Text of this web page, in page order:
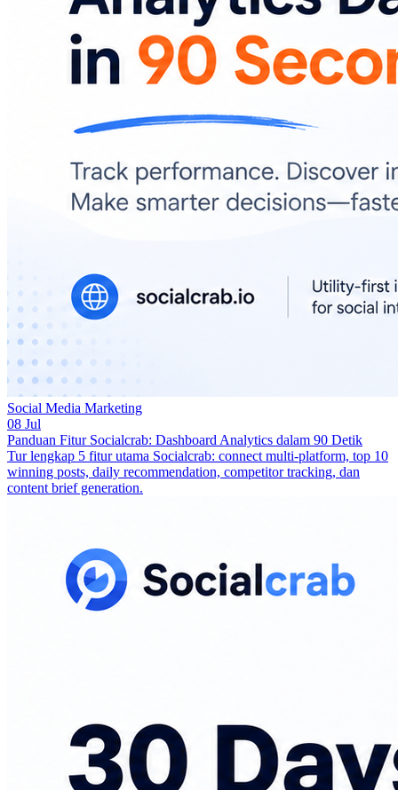
Social Media Marketing
08 Jul
Panduan Fitur Socialcrab: Dashboard Analytics dalam 90 Detik
Tur lengkap 5 fitur utama Socialcrab: connect multi-platform, top 10
winning posts, daily recommendation, competitor tracking, dan
content brief generation.